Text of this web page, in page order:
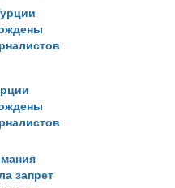
и